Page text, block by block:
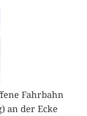
Fahrbahn
an der Ecke